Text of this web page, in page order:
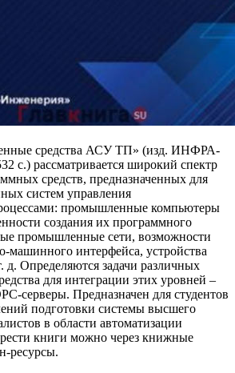
средства АСУ ТП» (изд. ИНФРА-
с.) рассматривается широкий спектр
средств, предназначенных для
систем управления
промышленные компьютеры
создания их программного
промышленные сети, возможности
машинного интерфейса, устройства
д. Определяются задачи различных
для интеграции этих уровней –
серверы. Предназначен для студентов
подготовки системы высшего
в области автоматизации
книги можно через книжные
ресурсы.